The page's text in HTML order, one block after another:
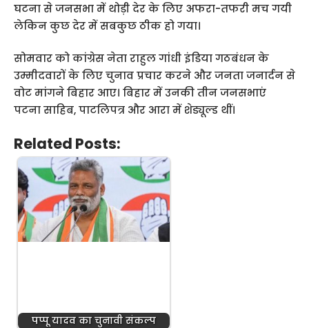
घटना से जनसभा में थोड़ी देर के लिए अफरा-तफरी मच गयी
लेकिन कुछ देर में सबकुछ ठीक हो गया।
सोमवार को कांग्रेस नेता राहुल गांधी इंडिया गठबंधन के
उम्मीदवारों के लिए चुनाव प्रचार करने और जनता जनार्दन से
वोट मांगने बिहार आए। बिहार में उनकी तीन जनसभाएं
पटना साहिब, पाटलिपत्र और आरा में शेड्यूल्ड थीं।
Related Posts:
पप्पू यादव का चुनावी संकल्प